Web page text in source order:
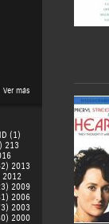
Ver más
(1)
213
2013
2012
2009
2006
2003
2000